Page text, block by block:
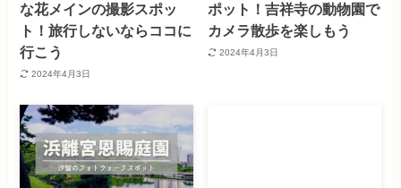
な花メインの撮影スポッ
ト！旅行しないならココに
行こう
2024年4月3日
ポット！吉祥寺の動物園で
カメラ散歩を楽しもう
2024年4月3日